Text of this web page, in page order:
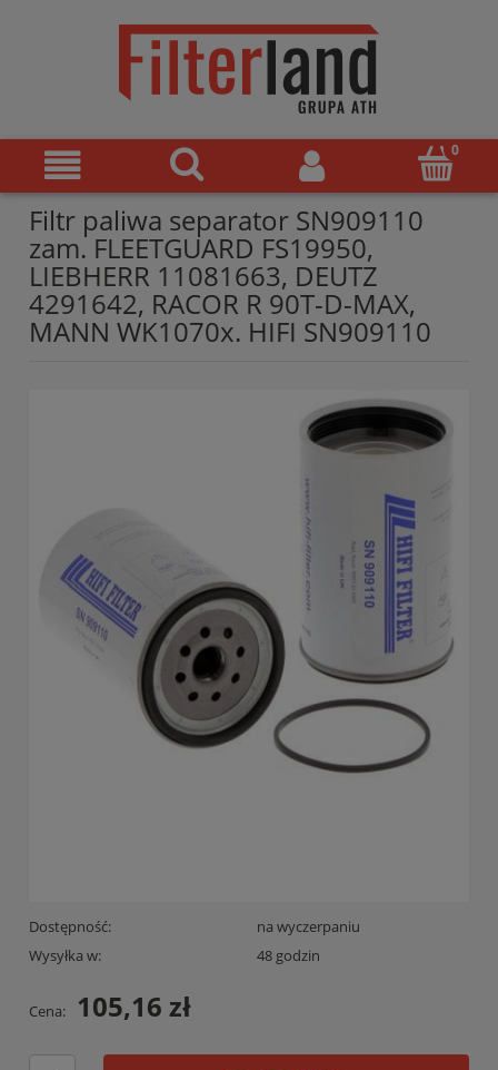
Filtr paliwa separator SN909110
zam. FLEETGUARD FS19950,
LIEBHERR 11081663, DEUTZ
4291642, RACOR R 90T-D-MAX,
MANN WK1070x. HIFI SN909110
Dostępność:
na wyczerpaniu
Wysyłka w:
48 godzin
Cena: 105,16 zł